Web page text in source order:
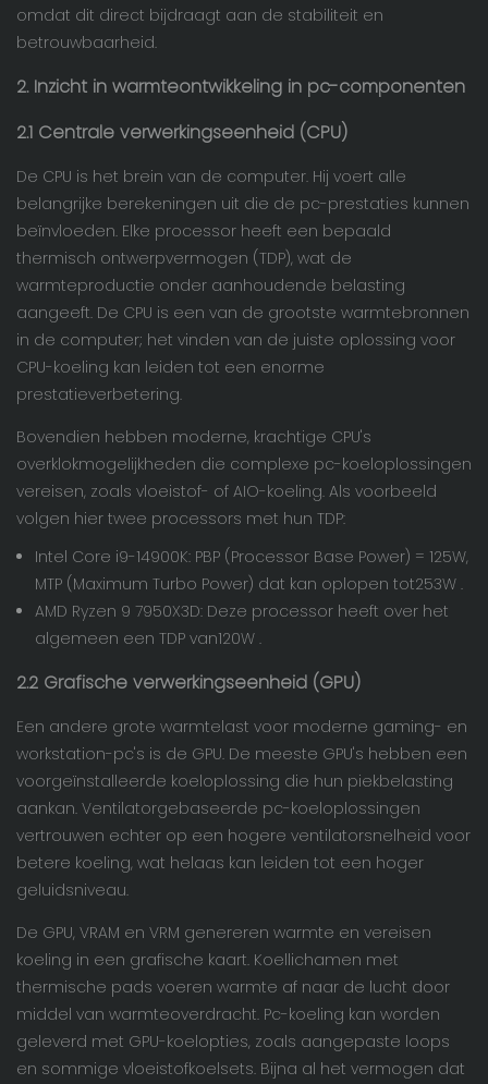
omdat dit direct bijdraagt ​​aan de stabiliteit en
betrouwbaarheid.
2. Inzicht in warmteontwikkeling in pc-componenten
2.1 Centrale verwerkingseenheid (CPU)
De CPU is het brein van de computer. Hij voert alle
belangrijke berekeningen uit die de pc-prestaties kunnen
beïnvloeden. Elke processor heeft een bepaald
thermisch ontwerpvermogen (TDP), wat de
warmteproductie onder aanhoudende belasting
aangeeft. De CPU is een van de grootste warmtebronnen
in de computer; het vinden van de juiste oplossing voor
CPU-koeling kan leiden tot een enorme
prestatieverbetering.
Bovendien hebben moderne, krachtige CPU's
overklokmogelijkheden die complexe pc-koeloplossingen
vereisen, zoals vloeistof- of AIO-koeling. Als voorbeeld
volgen hier twee processors met hun TDP:
Intel Core i9-14900K: PBP (Processor Base Power) = 125W,
MTP (Maximum Turbo Power) dat kan oplopen tot253W .
AMD Ryzen 9 7950X3D: Deze processor heeft over het
algemeen een TDP van120W .
2.2 Grafische verwerkingseenheid (GPU)
Een andere grote warmtelast voor moderne gaming- en
workstation-pc's is de GPU. De meeste GPU's hebben een
voorgeïnstalleerde koeloplossing die hun piekbelasting
aankan. Ventilatorgebaseerde pc-koeloplossingen
vertrouwen echter op een hogere ventilatorsnelheid voor
betere koeling, wat helaas kan leiden tot een hoger
geluidsniveau.
De GPU, VRAM en VRM genereren warmte en vereisen
koeling in een grafische kaart. Koellichamen met
thermische pads voeren warmte af naar de lucht door
middel van warmteoverdracht. Pc-koeling kan worden
geleverd met GPU-koelopties, zoals aangepaste loops
en sommige vloeistofkoelsets. Bijna al het vermogen dat